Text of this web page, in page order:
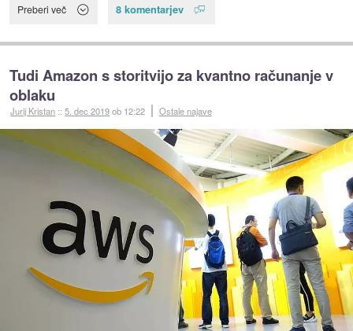
Preberi več 8 komentarjev
Tudi Amazon s storitvijo za kvantno računanje v
oblaku
Jurij Kristan ::5. dec 2019ob 12:22 Ostale najave